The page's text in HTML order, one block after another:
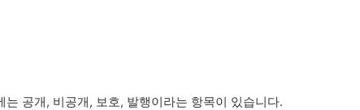
공개, 비공개, 보호, 발행이라는 항목이 있습니다.